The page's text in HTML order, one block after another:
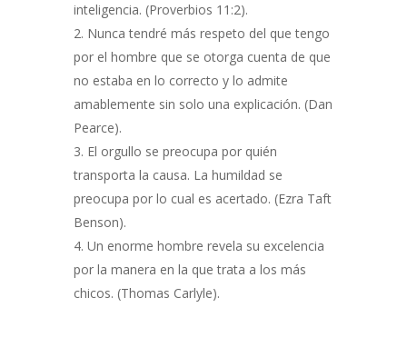
inteligencia. (Proverbios 11:2).
Nunca tendré más respeto del que tengo
por el hombre que se otorga cuenta de que
no estaba en lo correcto y lo admite
amablemente sin solo una explicación. (Dan
Pearce).
El orgullo se preocupa por quién
transporta la causa. La humildad se
preocupa por lo cual es acertado. (Ezra Taft
Benson).
Un enorme hombre revela su excelencia
por la manera en la que trata a los más
chicos. (Thomas Carlyle).